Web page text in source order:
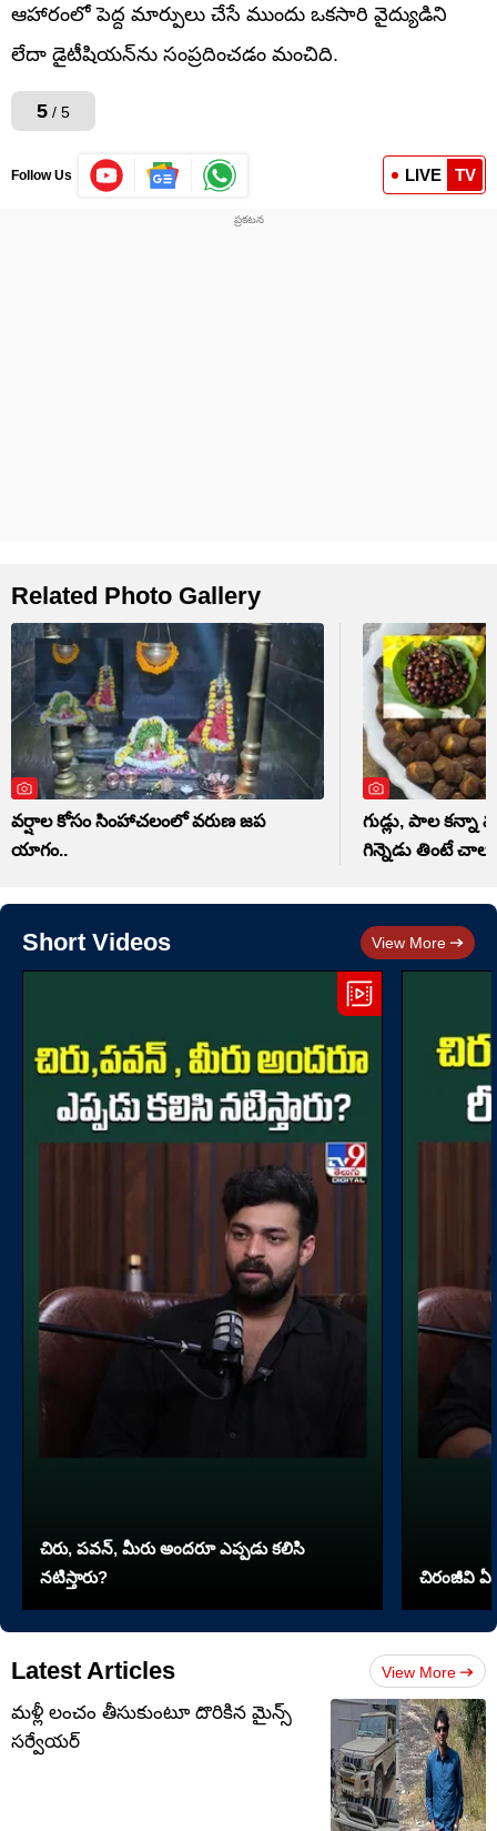
ఆహారంలో పెద్ద మార్పులు చేసే ముందు ఒకసారి వైద్యుడిని
లేదా డైటీషియన్‌ను సంప్రదించడం మంచిది.
5 / 5
Follow Us LIVE TV
Related Photo Gallery
వర్షాల కోసం సింహాచలంలో వరుణ జప
యాగం..
గుడ్లు, పాల కన్నా
గిన్నెడు తింటే చాలు
Short Videos View More
చిరు, పవన్, మీరు అందరూ ఎప్పడు కలిసి
నటిస్తారు?
చిరంజీవి ఏ
Latest Articles View More
మళ్లీ లంచం తీసుకుంటూ దొరికిన మైన్స్
సర్వేయర్